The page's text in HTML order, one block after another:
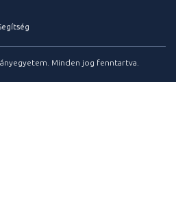
Minden jog fenntartva.